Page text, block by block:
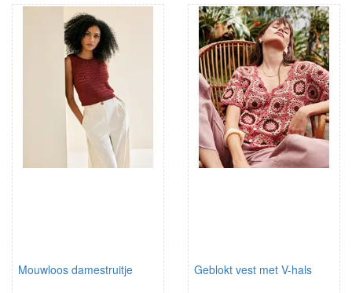
Mouwloos damestruitje Geblokt vest met V-hals